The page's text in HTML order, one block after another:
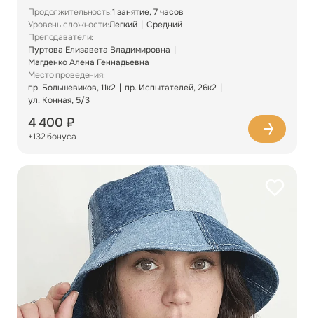
Продолжительность:1 занятие, 7 часов
Уровень сложности:Легкий
Средний
Преподаватели:
Пуртова Елизавета Владимировна
Магденко Алена Геннадьевна
Место проведения:
пр. Большевиков, 11к2
пр. Испытателей, 26к2
ул. Конная, 5/3
4 400 ₽
+132 бонуса